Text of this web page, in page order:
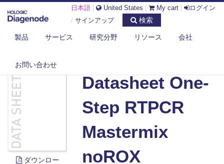
日本語 United States My cart
ログイン
/ サインアップ 検索
製品 サービス 研究分野 リソース 会社
お問い合わせ
DIAGENODE.COM
DOCUMENTS
ダウンロー
Datasheet One-
Step RTPCR
Mastermix
noROX